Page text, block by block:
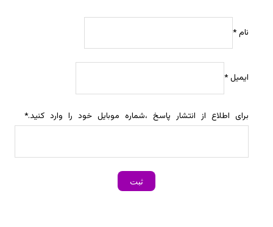
نام*
ایمیل*
برای اطلاع از انتشار پاسخ ،شماره موبایل خود را وارد کنید.*